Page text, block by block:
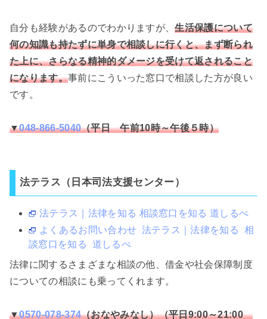
自分も経験があるのでわかりますが、生活保護について
何の知識も持たずに単身で相談しに行くと、まず断られ
た上に、さらなる精神的ダメージを受けて返されること
になります。事前にこういった窓口で相談した方が良い
です。
▼048-866-5040（平日 午前10時～午後５時）
法テラス（日本司法支援センター）
法テラス｜法律を知る 相談窓口を知る 道しるべ
よくあるお問い合わせ 法テラス｜法律を知る 相
談窓口を知る 道しるべ
法律に関するさまざまな相談の他、借金や社会保障制度
についての相談にも乗ってくれます。
▼0570-078-374（おなやみなし）（平日9:00～21:00